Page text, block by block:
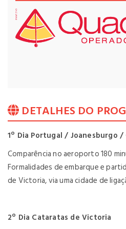
DETALHES DO
1º Dia Portugal / Joanesburgo
Comparência no aeroporto 180
Formalidades de embarque e
de Victoria, via uma cidade de
2º Dia Cataratas de Victoria